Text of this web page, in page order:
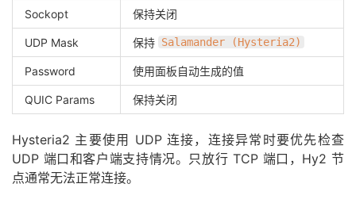
Sockopt 保持关闭
UDP Mask 保持 Salamander (Hysteria2)
Password 使用面板自动生成的值
QUIC Params 保持关闭
Hysteria2 主要使用 UDP 连接，连接异常时要优先检查
UDP 端口和客户端支持情况。只放行 TCP 端口，Hy2 节
点通常无法正常连接。